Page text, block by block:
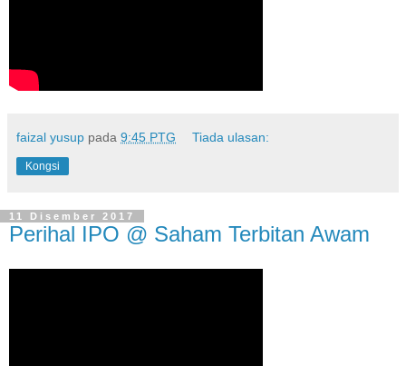
faizal yusup pada 9:45 PTG Tiada ulasan:
Kongsi
11 Disember 2017
Perihal IPO @ Saham Terbitan Awam